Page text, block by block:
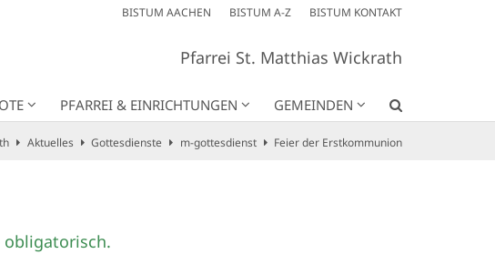
BISTUM AACHEN BISTUM A-Z BISTUM KONTAKT
Pfarrei St. Matthias Wickrath
PFARREI & EINRICHTUNGEN GEMEINDEN
Aktuelles Gottesdienste m-gottesdienst Feier der Erstkommunion
obligatorisch.